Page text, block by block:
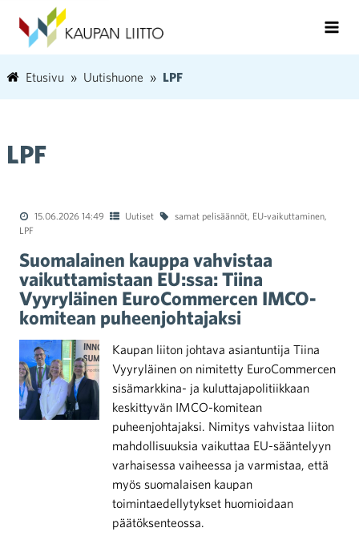
Etusivu Uutishuone LPF
LPF
15.06.2026 14:49 Uutiset samat pelisäännöt, EU-vaikuttaminen,
LPF
Suomalainen kauppa vahvistaa
vaikuttamistaan EU:ssa: Tiina
Vyyryläinen EuroCommercen IMCO-
komitean puheenjohtajaksi
Kaupan liiton johtava asiantuntija Tiina
Vyyryläinen on nimitetty EuroCommercen
sisämarkkina- ja kuluttajapolitiikkaan
keskittyvän IMCO-komitean
puheenjohtajaksi. Nimitys vahvistaa liiton
mahdollisuuksia vaikuttaa EU-sääntelyyn
varhaisessa vaiheessa ja varmistaa, että
myös suomalaisen kaupan
toimintaedellytykset huomioidaan
päätöksenteossa.